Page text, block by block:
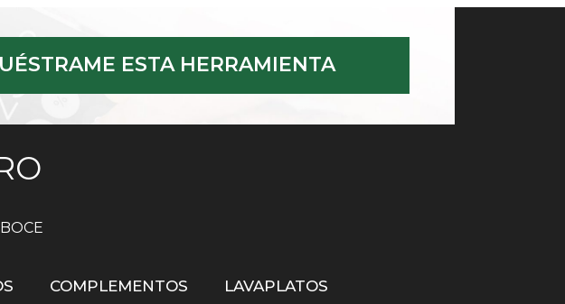
ESTA HERRAMIENTA
COMPLEMENTOS LAVAPLATOS